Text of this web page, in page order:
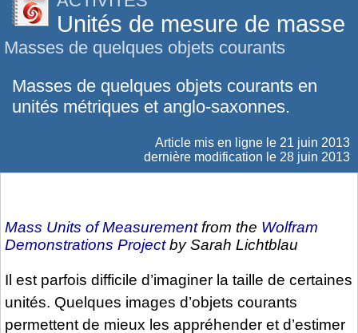
Unités de mesure de masse
Masses de quelques objets courants
Masses de quelques objets courants en
unités métriques et anglo-saxonnes.
Article mis en ligne le 21 juin 2013
dernière modification le 28 juin 2013
Mass Units of Measurementfrom the Wolfram
Demonstrations Projectby Sarah Lichtblau
Il est parfois difficile d’imaginer la taille de certaines
unités. Quelques images d’objets courants
permettent de mieux les appréhender et d’estimer